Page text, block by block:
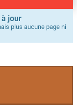
jour
plus aucune page ni